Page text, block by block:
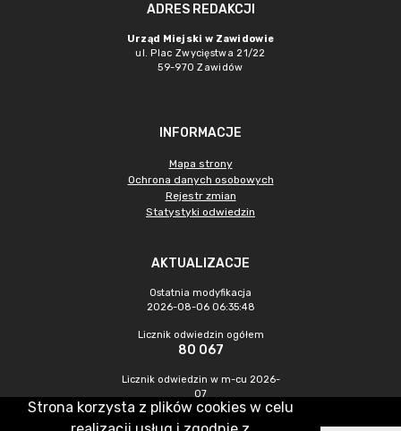
ADRES REDAKCJI
Urząd Miejski w Zawidowie
ul. Plac Zwycięstwa 21/22
59-970 Zawidów
INFORMACJE
Mapa strony
Ochrona danych osobowych
Rejestr zmian
Statystyki odwiedzin
AKTUALIZACJE
Ostatnia modyfikacja
2026-08-06 06:35:48
Licznik odwiedzin ogółem
80 067
Licznik odwiedzin w m-cu 2026-
07
185
Strona korzysta z plików cookies w celu